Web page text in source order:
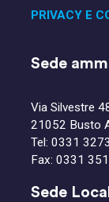
PRIVACY E
Sede
Via Silvestre
21052 Busto
Tel: 0331
Fax: 0331
Sede